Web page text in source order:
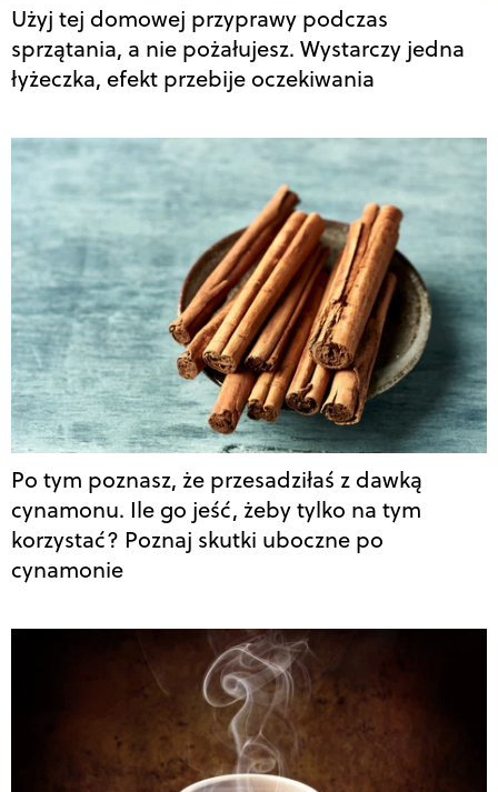
Użyj tej domowej przyprawy podczas
sprzątania, a nie pożałujesz. Wystarczy jedna
łyżeczka, efekt przebije oczekiwania
Po tym poznasz, że przesadziłaś z dawką
cynamonu. Ile go jeść, żeby tylko na tym
korzystać? Poznaj skutki uboczne po
cynamonie